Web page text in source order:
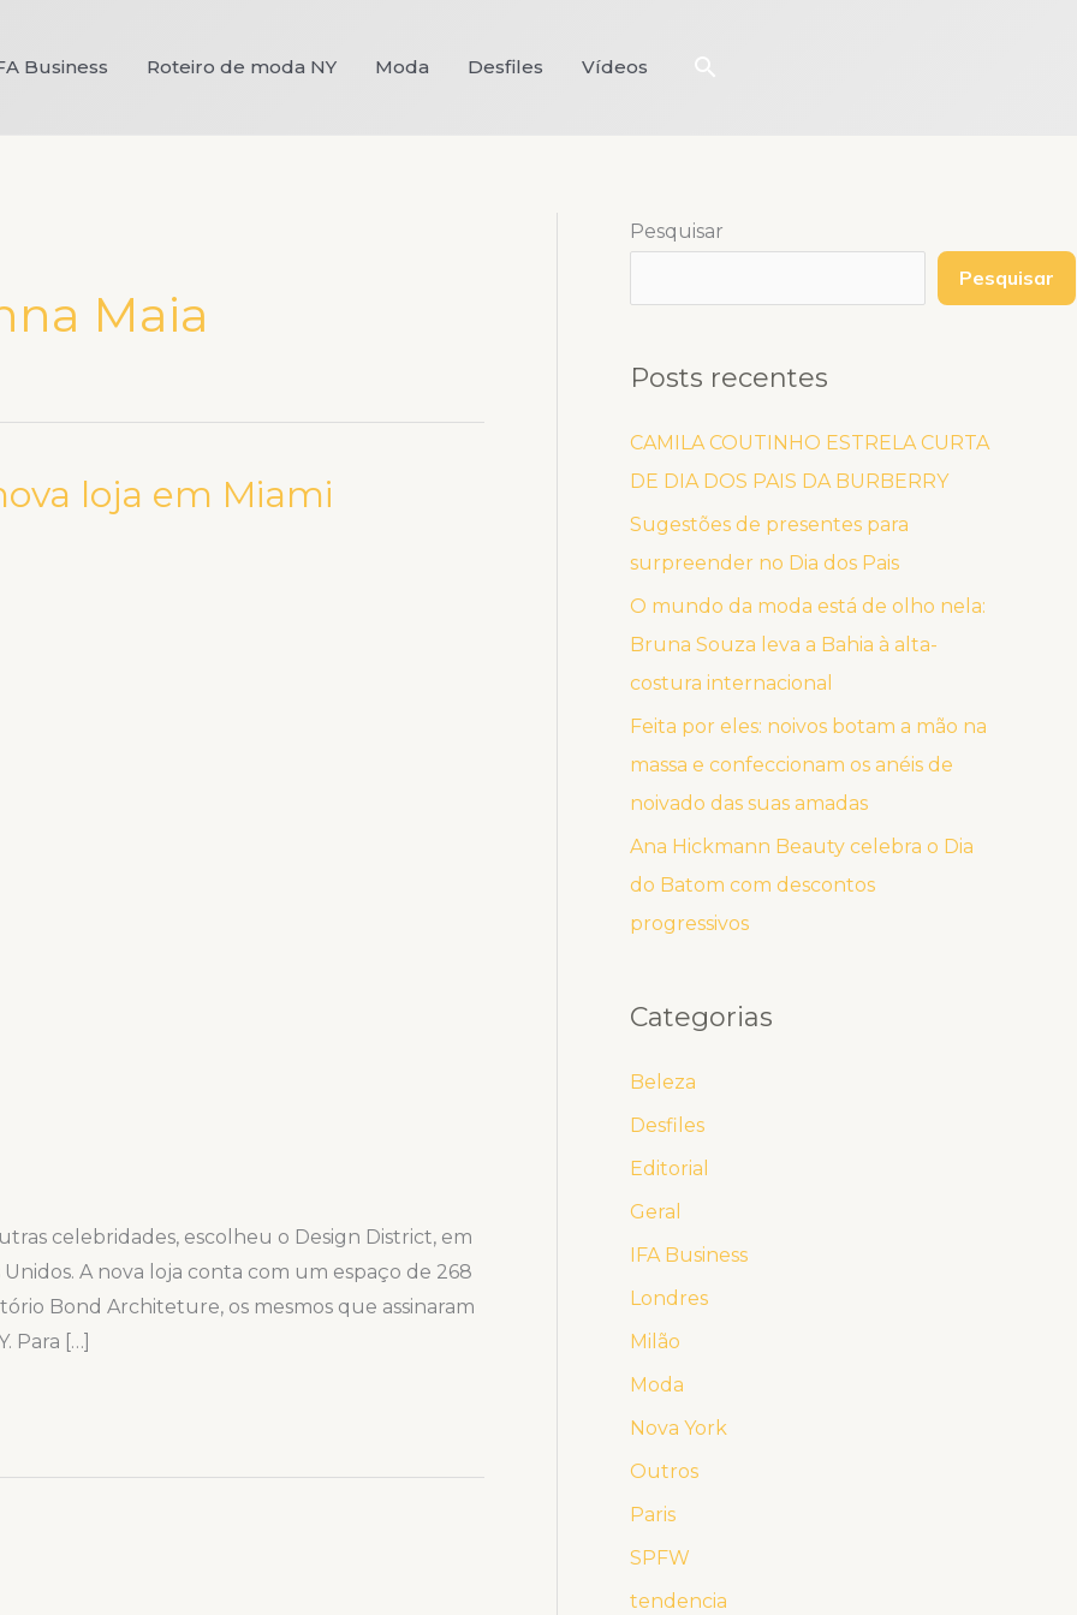
Business Roteiro de moda NY Moda Desfiles Vídeos Pesquisar
Maia
loja em Miami
celebridades, escolheu o Design District, em
A nova loja conta com um espaço de 268
Bond Architeture, os mesmos que assinaram
Para […]
Pesquisar
Pesquisar
Posts recentes
CAMILA COUTINHO ESTRELA CURTA
DE DIA DOS PAIS DA BURBERRY
Sugestões de presentes para
surpreender no Dia dos Pais
O mundo da moda está de olho nela:
Bruna Souza leva a Bahia à alta-
costura internacional
Feita por eles: noivos botam a mão na
massa e confeccionam os anéis de
noivado das suas amadas
Ana Hickmann Beauty celebra o Dia
do Batom com descontos
progressivos
Categorias
Beleza
Desfiles
Editorial
Geral
IFA Business
Londres
Milão
Moda
Nova York
Outros
Paris
SPFW
tendencia